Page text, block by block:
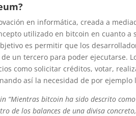
en informática, creada a
utilizado en bitcoin en cuanto
es permitir que los
un tercero para poder ejecutarse.
como solicitar créditos, votar,
así la necesidad de por
“Mientras bitcoin ha sido descrito
de los balances de una divisa